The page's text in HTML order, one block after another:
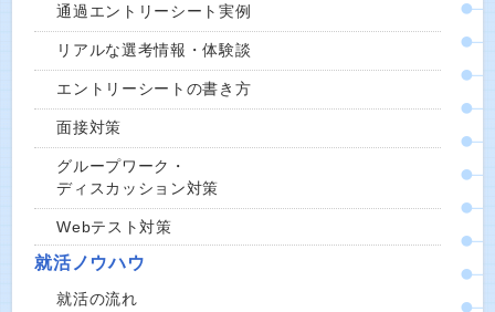
通過エントリーシート実例
リアルな選考情報・体験談
エントリーシートの書き方
面接対策
グループワーク・
ディスカッション対策
Webテスト対策
就活ノウハウ
就活の流れ